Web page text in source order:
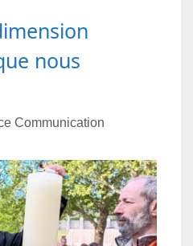
nous
Communication